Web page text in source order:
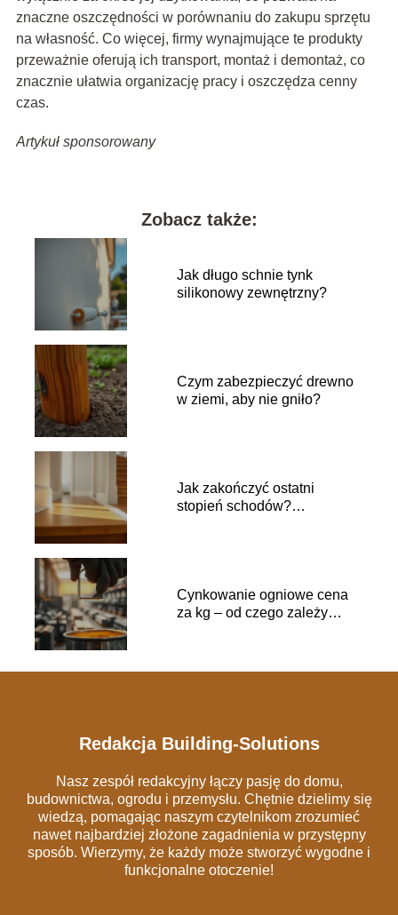
znaczne oszczędności w porównaniu do zakupu sprzętu
na własność. Co więcej, firmy wynajmujące te produkty
przeważnie oferują ich transport, montaż i demontaż, co
znacznie ułatwia organizację pracy i oszczędza cenny
czas.
Artykuł sponsorowany
Zobacz także:
Jak długo schnie tynk
silikonowy zewnętrzny?
Czym zabezpieczyć drewno
w ziemi, aby nie gniło?
Jak zakończyć ostatni
stopień schodów?
Cynkowanie ogniowe cena
za kg – od czego zależy
Redakcja Building-Solutions
Nasz zespół redakcyjny łączy pasję do domu,
budownictwa, ogrodu i przemysłu. Chętnie dzielimy się
wiedzą, pomagając naszym czytelnikom zrozumieć
nawet najbardziej złożone zagadnienia w przystępny
sposób. Wierzymy, że każdy może stworzyć wygodne i
funkcjonalne otoczenie!